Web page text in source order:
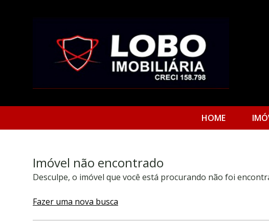
HOME
Imóvel não encontrado
Desculpe, o imóvel que você está procurando não foi
Fazer uma nova busca